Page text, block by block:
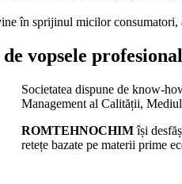
în sprijinul micilor consumatori,
vopsele
Societatea dispune de know-
Management al Calității,
ROMTEHNOCHIMîși
retețe bazate pe materii prime